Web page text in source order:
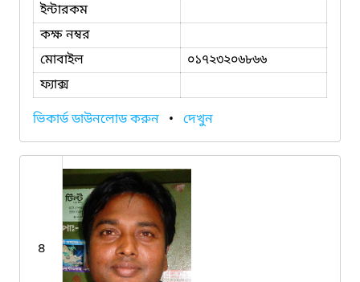
ইন্টারকম
কক্ষ নম্বর
মোবাইল
০১৭২৩২০৬৮৬৬
ফ্যাক্স
ভিকার্ড ডাউনলোড করুন • দেখুন
৪